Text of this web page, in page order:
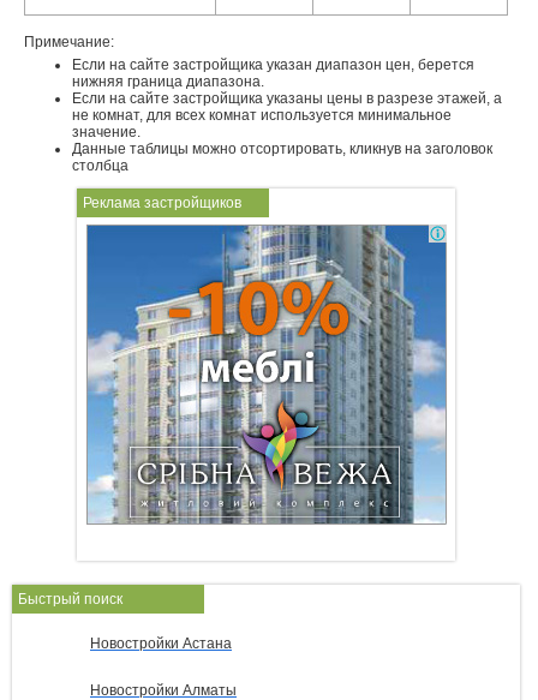
Примечание:
Если на сайте застройщика указан диапазон цен, берется
нижняя граница диапазона.
Если на сайте застройщика указаны цены в разрезе этажей, а
не комнат, для всех комнат используется минимальное
значение.
Данные таблицы можно отсортировать, кликнув на заголовок
столбца
Реклама застройщиков
Быстрый поиск
Новостройки Астана
Новостройки Алматы